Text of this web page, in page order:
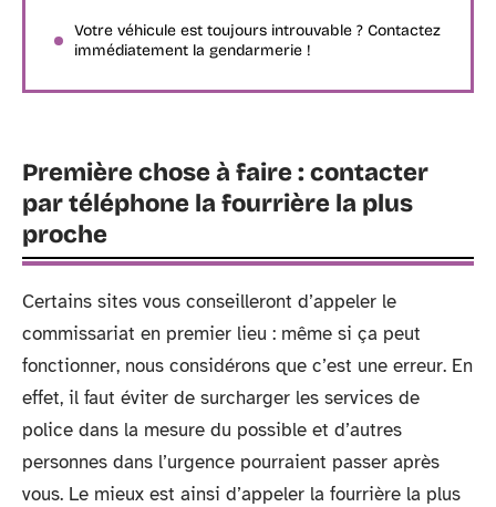
Votre véhicule est toujours introuvable ? Contactez
immédiatement la gendarmerie !
Première chose à faire : contacter
par téléphone la fourrière la plus
proche
Certains sites vous conseilleront d’appeler le
commissariat en premier lieu : même si ça peut
fonctionner, nous considérons que c’est une erreur. En
effet, il faut éviter de surcharger les services de
police dans la mesure du possible et d’autres
personnes dans l’urgence pourraient passer après
vous. Le mieux est ainsi d’appeler la fourrière la plus